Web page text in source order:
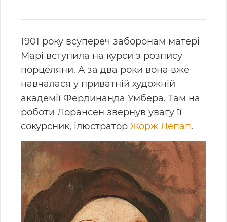
1901 року всупереч заборонам матері
Марі вступила на курси з розпису
порцеляни. А за два роки вона вже
навчалася у приватній художній
академії Фердинанда Умбера. Там на
роботи Лорансен звернув увагу її
сокурсник, ілюстратор Жорж Лепап.